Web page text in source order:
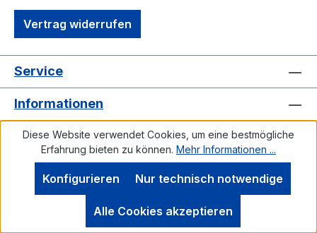
Vertrag widerrufen
Service
Informationen
Alle Preise inkl. gesetzl. Mehrwertsteuer zzgl.
Diese Website verwendet Cookies, um eine bestmögliche
Erfahrung bieten zu können. Mehr Informationen ...
Nur technisch notwendige
Konfigurieren
Alle Cookies akzeptieren